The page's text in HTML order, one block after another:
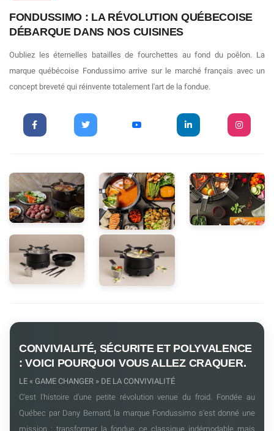
FONDUSSIMO : LA RÉVOLUTION QUÉBECOISE
DÉBARQUE DANS NOS CUISINES
Oubliez les éternelles batailles de fourchettes au fond du poêlon. La
marque québécoise Fondussimo arrive sur le marché français avec un
concept breveté qui réinvente totalement l'art de la fondue.
CONVIVIALITÉ, SÉCURITE ET POLYVALENCE
: VOICI POURQUOI VOUS ALLEZ CRAQUER.
LE « GAME CHANGER » DE LA CONVIVIALITÉ
C'est l'histoire d'une petite révolution venue du froid. Fondée au
Québec par Dany Bernard, la marque Fondussimo s'est donné une
mission : transformer la fondue, ce classique indémodable mais